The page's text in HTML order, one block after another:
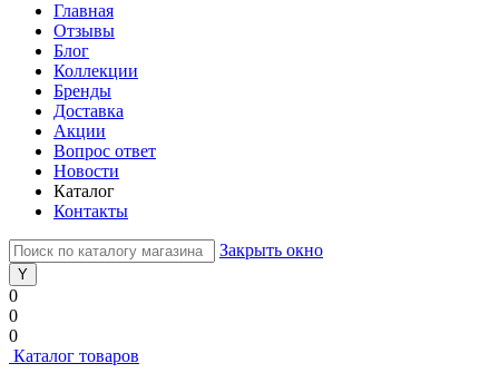
Главная
Отзывы
Блог
Коллекции
Бренды
Доставка
Акции
Вопрос ответ
Новости
Каталог
Контакты
Закрыть окно
0
0
0
Каталог товаров